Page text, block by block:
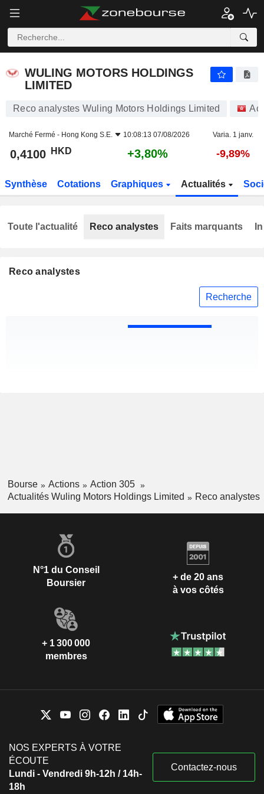
WULING MOTORS HOLDINGS
LIMITED
Reco analystes Wuling Motors Holdings Limited
Marché Fermé - Hong Kong S.E. 10:08:13 07/08/2026 Varia. 1 janv.
0,4100 HKD +3,80% -9,89%
Synthèse Cotations Graphiques Actualités
Reco analystes
Recherche
Toute l'actualité Reco analystes Faits marquants
Bourse Actions
Action 305
Actualités Wuling Motors Holdings Limited
Reco analystes
N°1 du Conseil
Boursier
+ de 20 ans
à vos côtés
+ 1 300 000
membres
NOS EXPERTS À VOTRE
ÉCOUTE
Lundi - Vendredi 9h-12h / 14h-
18h
Contactez-nous